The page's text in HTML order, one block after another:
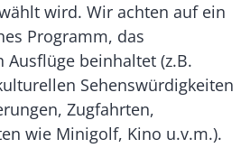
wird. Wir achten auf ein
Programm, das
Ausflüge beinhaltet (z.B.
Sehenswürdigkeiten
Zugfahrten,
wie Minigolf, Kino u.v.m.).